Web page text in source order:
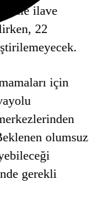
ilave
22
için
olumsuz
gerekli